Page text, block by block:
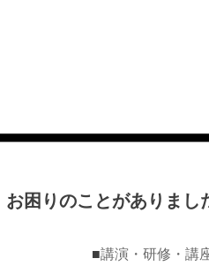
お困りのことがありまし
■講演・研修・講